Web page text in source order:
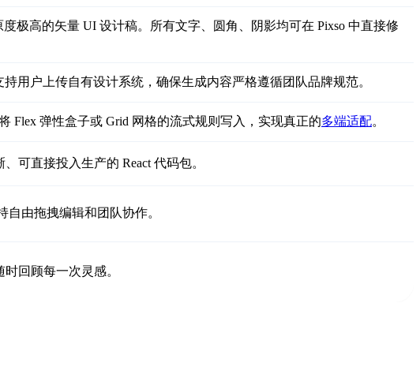
极高的矢量 UI 设计稿。所有文字、圆角、阴影均可在 Pixso 中直接修
用户上传自有设计系统，确保生成内容严格遵循团队品牌规范。
Flex 弹性盒子或 Grid 网格的流式规则写入，实现真正的多端适配。
可直接投入生产的 React 代码包。
由拖拽编辑和团队协作。
回顾每一次灵感。